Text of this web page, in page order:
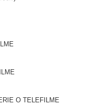
O TELEFILME